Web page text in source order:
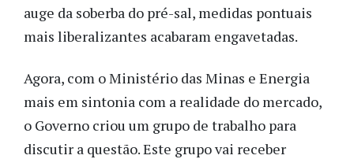
auge da soberba do pré-sal, medidas pontuais
mais liberalizantes acabaram engavetadas.
Agora, com o Ministério das Minas e Energia
mais em sintonia com a realidade do mercado,
o Governo criou um grupo de trabalho para
discutir a questão. Este grupo vai receber